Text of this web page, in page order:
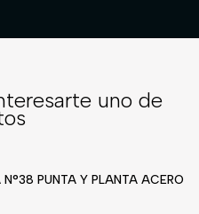
uno de
PUNTA Y PLANTA ACERO